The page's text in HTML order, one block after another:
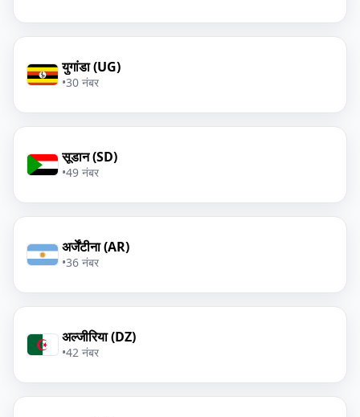
युगांडा (UG)
•30 नंबर
सूडान (SD)
•49 नंबर
अर्जेंटीना (AR)
•36 नंबर
अल्जीरिया (DZ)
•42 नंबर